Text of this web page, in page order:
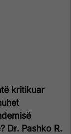
kritikuar
Dr. Pashko R.